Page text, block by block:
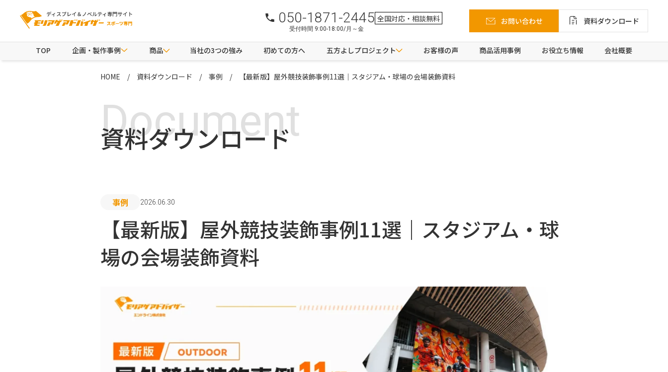
050-1871-2445
受付時間 9:00-18:00/月～金
全国対応・相談無料 お問い合わせ 資料ダウンロード
TOP 企画・製作事例 商品 当社の3つの強み 初めての方へ 五方よしプロジェクト お客様の声 商品活用事例 お役立ち情報 会社概要
HOME 資料ダウンロード 事例 【最新版】屋外競技装飾事例11選｜スタジアム・球場の会場装飾資料
資料ダウンロード
Document
事例 2026.06.30
【最新版】屋外競技装飾事例11選｜スタジアム・球
場の会場装飾資料